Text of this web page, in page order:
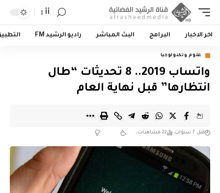
أأ
اخر الاخبار البرامج البث المباشر راديو الرشيد FM
علوم وتكنولوجيا
واتساب 2019.. 8 تحديثات “طال
انتظارها” قبل نهاية العام
قبل 7 سنوات 22 مشاهدات